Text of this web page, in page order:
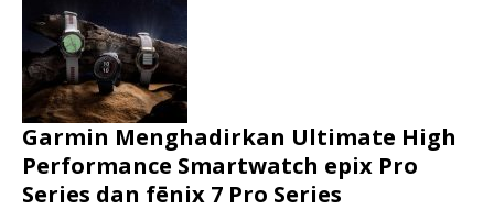
Garmin Menghadirkan Ultimate High
Performance Smartwatch epix Pro
Series dan fēnix 7 Pro Series